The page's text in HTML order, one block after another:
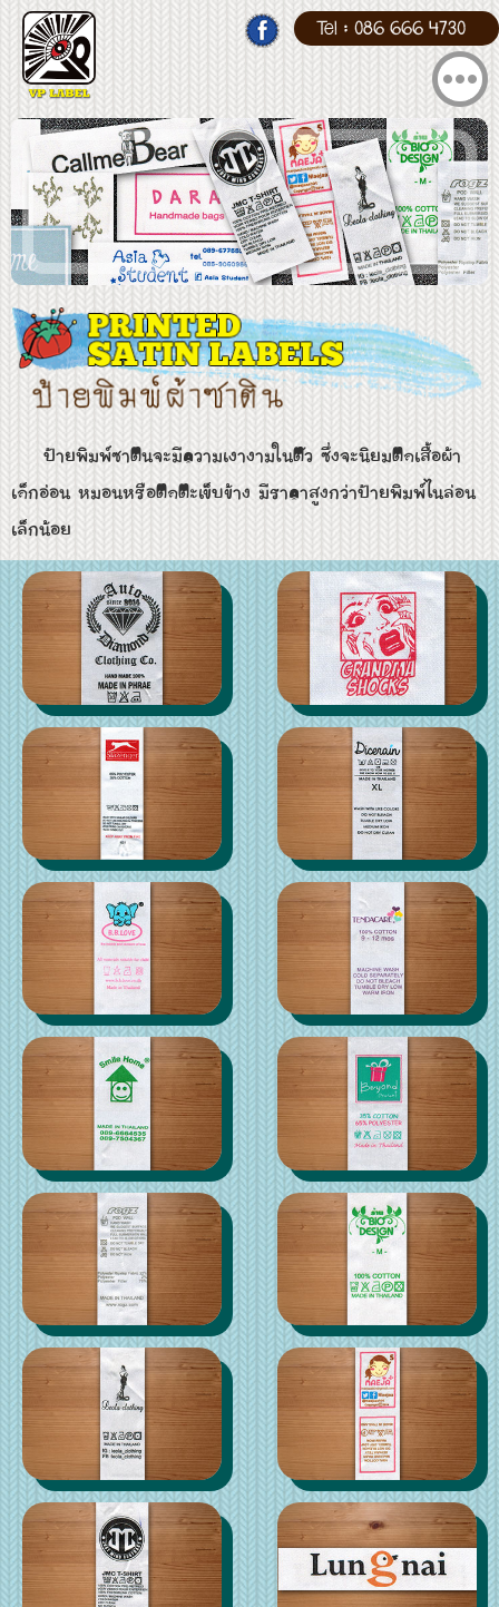
Tel : 086 666 4730
ป้ายพิมพ์ซาตินจะมีความเงางามในตัว ซึ่งจะนิยมติดเสื้อผ้า
เด็กอ่อน หมอนหรือติดตะเข็บข้าง มีราคาสูงกว่าป้ายพิมพ์ไนล่อน
เล็กน้อย